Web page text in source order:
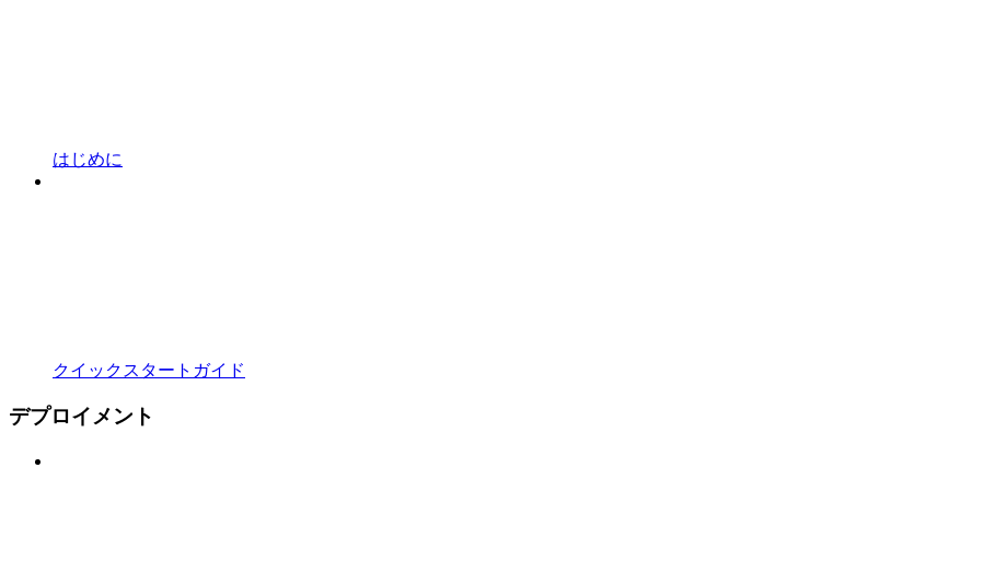
はじめに
クイックスタートガイド
デプロイメント